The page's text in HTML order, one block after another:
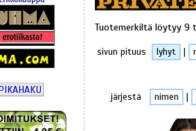
Tuotemerkiltä löytyy 9
sivun pituus lyhyt
järjestä nimen